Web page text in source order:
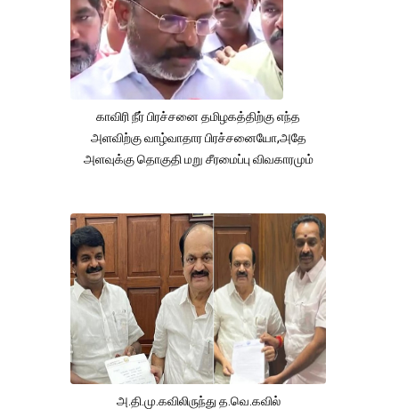
காவிரி நீர் பிரச்சனை தமிழகத்திற்கு எந்த
அளவிற்கு வாழ்வாதார பிரச்சனையோ,அதே
அளவுக்கு தொகுதி மறு சீரமைப்பு விவகாரமும்
அ.தி.மு.கவிலிருந்து த.வெ.கவில்